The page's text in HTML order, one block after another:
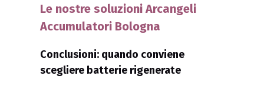
Le nostre soluzioni Arcangeli
Accumulatori Bologna
Conclusioni: quando conviene
scegliere batterie rigenerate